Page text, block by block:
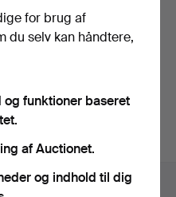
her
for brug af
du selv kan håndtere,
funktioner baseret
af Auctionet.
og indhold til dig